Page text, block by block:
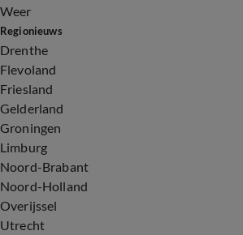
Weer
Regionieuws
Drenthe
Flevoland
Friesland
Gelderland
Groningen
Limburg
Noord-Brabant
Noord-Holland
Overijssel
Utrecht